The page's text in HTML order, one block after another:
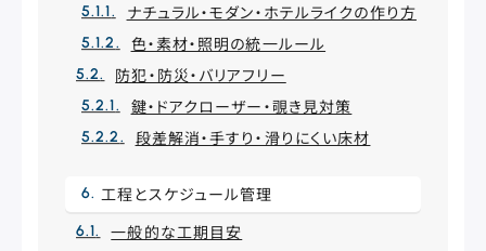
ナチュラル・モダン・ホテルライクの作り方
色・素材・照明の統一ルール
防犯・防災・バリアフリー
鍵・ドアクローザー・覗き見対策
段差解消・手すり・滑りにくい床材
工程とスケジュール管理
一般的な工期目安